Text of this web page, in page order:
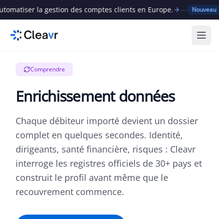
la gestion des comptes clients en Europe. — Nouveau
Comprendre
Enrichissement données
Chaque débiteur importé devient un dossier
complet en quelques secondes. Identité,
dirigeants, santé financière, risques : Cleavr
interroge les registres officiels de 30+ pays et
construit le profil avant même que le
recouvrement commence.